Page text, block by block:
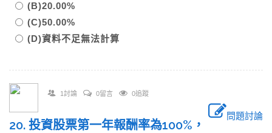
(B)20.00%
(C)50.00%
(D)資料不足無法計算
1討論 0留言 0追蹤
問題討論
20. 投資股票第一年報酬率為100%，